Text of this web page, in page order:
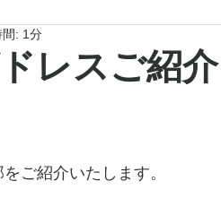
レスご紹介
: 1分
ご紹介いたします。